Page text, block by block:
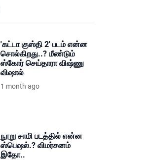
'கட்டா குஸ்தி 2' படம் என்ன
சொல்கிறது..? மீண்டும்
ஸ்கோர் செய்தாரா விஷ்ணு
விஷால்
1 month ago
நூறு சாமி படத்தில் என்ன
ஸ்பெஷல்.? விமர்சனம்
இதோ..